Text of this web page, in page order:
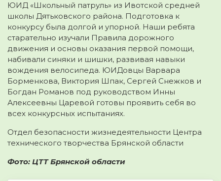
ЮИД «Школьный патруль» из Ивотской средней
школы Дятьковского района. Подготовка к
конкурсу была долгой и упорной. Наши ребята
старательно изучали Правила дорожного
движения и основы оказания первой помощи,
набивали синяки и шишки, развивая навыки
вождения велосипеда. ЮИДовцы Варвара
Борменкова, Виктория Шпак, Сергей Снежков и
Богдан Романов под руководством Инны
Алексеевны Царевой готовы проявить себя во
всех конкурсных испытаниях.
Отдел безопасности жизнедеятельности Центра
технического творчества Брянской области
Фото: ЦТТ Брянской области